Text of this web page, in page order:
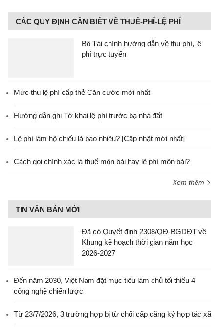
CÁC QUY ĐỊNH CẦN BIẾT VỀ THUẾ-PHÍ-LỆ PHÍ
Bộ Tài chính hướng dẫn về thu phí, lệ
phí trực tuyến
Mức thu lệ phí cấp thẻ Căn cước mới nhất
Hướng dẫn ghi Tờ khai lệ phí trước bạ nhà đất
Lệ phí làm hộ chiếu là bao nhiêu? [Cập nhật mới nhất]
Cách gọi chính xác là thuế môn bài hay lệ phí môn bài?
Xem thêm
TIN VĂN BẢN MỚI
Đã có Quyết định 2308/QĐ-BGDĐT về
Khung kế hoạch thời gian năm học
2026-2027
Đến năm 2030, Việt Nam đặt mục tiêu làm chủ tối thiểu 4
công nghệ chiến lược
Từ 23/7/2026, 3 trường hợp bị từ chối cấp đăng ký hợp tác xã